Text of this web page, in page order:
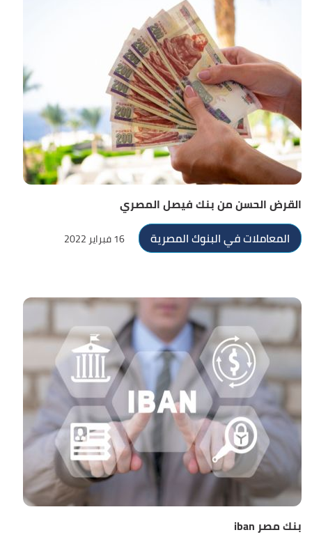
القرض الحسن من بنك فيصل المصري
المعاملات في البنوك المصرية
16 فبراير 2022
بنك مصر iban